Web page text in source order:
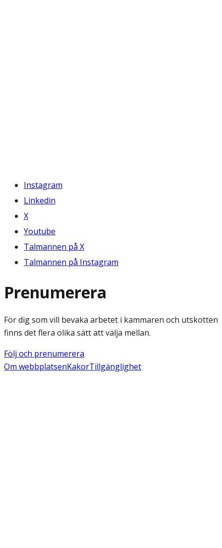
Instagram
Linkedin
X
Youtube
Talmannen på X
Talmannen på Instagram
Prenumerera
För dig som vill bevaka arbetet i kammaren och utskotten
finns det flera olika sätt att välja mellan.
Följ och prenumerera
Om webbplatsenKakorTillgänglighet